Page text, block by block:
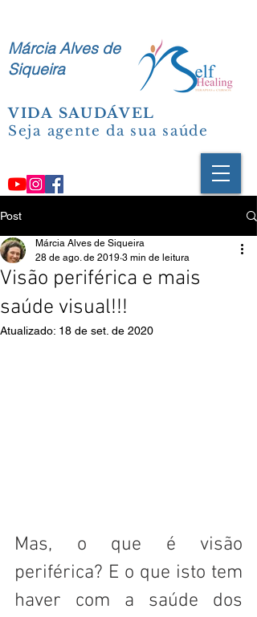
Márcia Alves de
Siqueira
VIDA SAUDÁVEL
Seja agente da sua saúde
Post
Visão periférica e mais
saúde visual!!!
Márcia Alves de Siqueira
28 de ago. de 2019 3 min de leitura
Atualizado: 18 de set. de 2020
Mas, o que é visão
periférica? E o que isto tem
haver com a saúde dos